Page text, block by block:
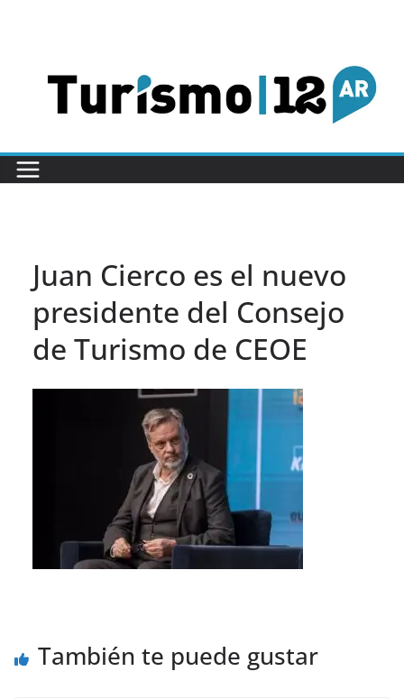
Juan Cierco es el nuevo
presidente del Consejo
de Turismo de CEOE
También te puede gustar